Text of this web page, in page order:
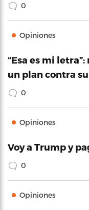
0
Opiniones
“Esa es mi
un plan contra
0
Opiniones
Voy a Trump y
0
Opiniones